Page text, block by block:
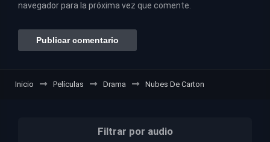
navegador para la próxima vez que comente.
Inicio Películas Drama Nubes De Carton
Filtrar por audio